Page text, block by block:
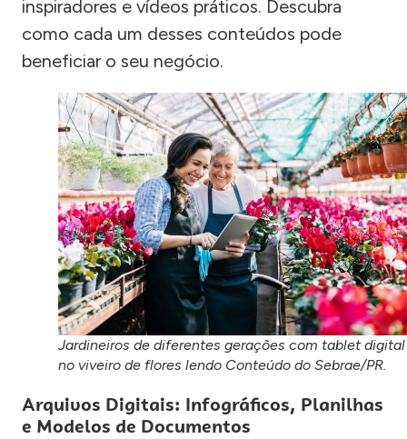
inspiradores e vídeos práticos. Descubra
como cada um desses conteúdos pode
beneficiar o seu negócio.
Jardineiros de diferentes gerações com tablet digital
no viveiro de flores lendo Conteúdo do Sebrae/PR.
Arquivos Digitais: Infográficos, Planilhas
e Modelos de Documentos